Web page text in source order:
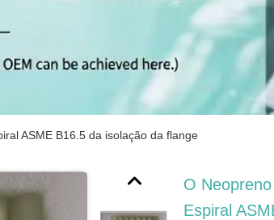
ASME B16.5 da isolação da flange
O
Espiral